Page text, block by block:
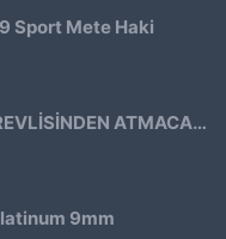
Sport Mete Haki
EMEKLİ EMNİYET GÖREVLİSİNDEN ATMACA 53 KLASİK14
9mm